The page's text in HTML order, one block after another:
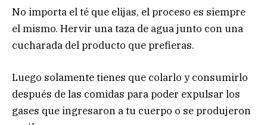
No importa el té que elijas, el proceso es siempre
el mismo. Hervir una taza de agua junto con una
cucharada del producto que prefieras.
Luego solamente tienes que colarlo y consumirlo
después de las comidas para poder expulsar los
gases que ingresaron a tu cuerpo o se produjeron